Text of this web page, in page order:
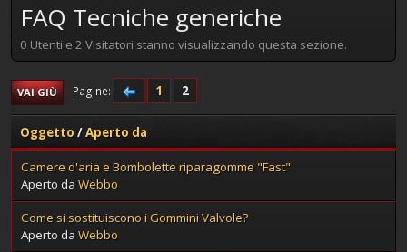
FAQ Tecniche generiche
0 Utenti e 2 Visitatori stanno visualizzando questa sezione.
VAI GIÙ Pagine 1 2
Oggetto/Aperto da
Camere d'aria e Bombolette riparagomme "Fast"
Aperto da Webbo
Come si sostituiscono i Gommini Valvole?
Aperto da Webbo